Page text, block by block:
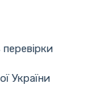
України